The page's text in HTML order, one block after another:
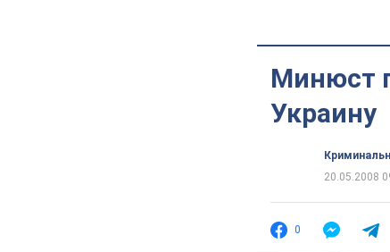
Минюст
Украину
20.05.2008
0